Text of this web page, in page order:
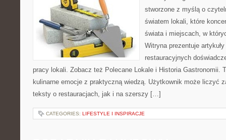
stworzone z myślą o
światem lokali, które
świata i miejscach, w
Witryna prezentuje
restauracyjnych
pracy lokali. Zobacz też Polecane Lokale i Historia Gastronomii.
kulinarne emocje z praktyczną wiedzą. Użytkownik może liczyć
teksty o restauracjach, jak i na szerszy […]
CATEGORIES: LIFESTYLE I INSPIRACJE